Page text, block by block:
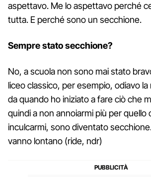
aspettavo. Me lo aspettavo perché
tutta. E perché sono un secchione.
Sempre stato secchione?
No, a scuola non sono mai stato
liceo classico, per esempio, odiavo
da quando ho iniziato a fare ciò che
quindi a non annoiarmi più per quello
inculcarmi, sono diventato
vanno lontano (ride, ndr)